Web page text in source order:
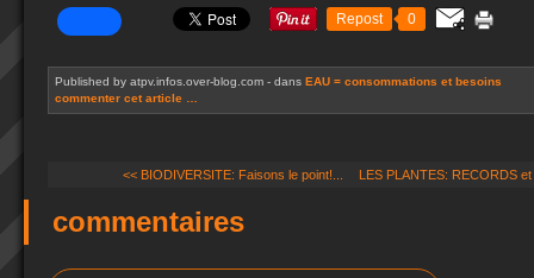
Repost 0
Published by atpv.infos.over-blog.com - dans EAU = consommations et besoins
commenter cet article
<< BIODIVERSITE: Faisons le point!... LES PLANTES: RECORDS
commentaires